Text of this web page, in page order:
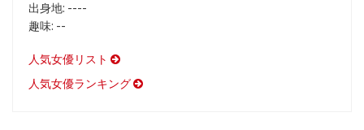
出身地: ----
趣味: --
人気女優リスト
人気女優ランキング